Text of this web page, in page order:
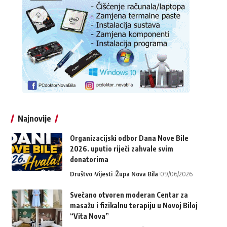
Najnovije
Organizacijski odbor Dana Nove Bile
2026. uputio riječi zahvale svim
donatorima
Društvo Vijesti Župa Nova Bila 09/06/2026
Svečano otvoren moderan Centar za
masažu i fizikalnu terapiju u Novoj Biloj
“Vita Nova”